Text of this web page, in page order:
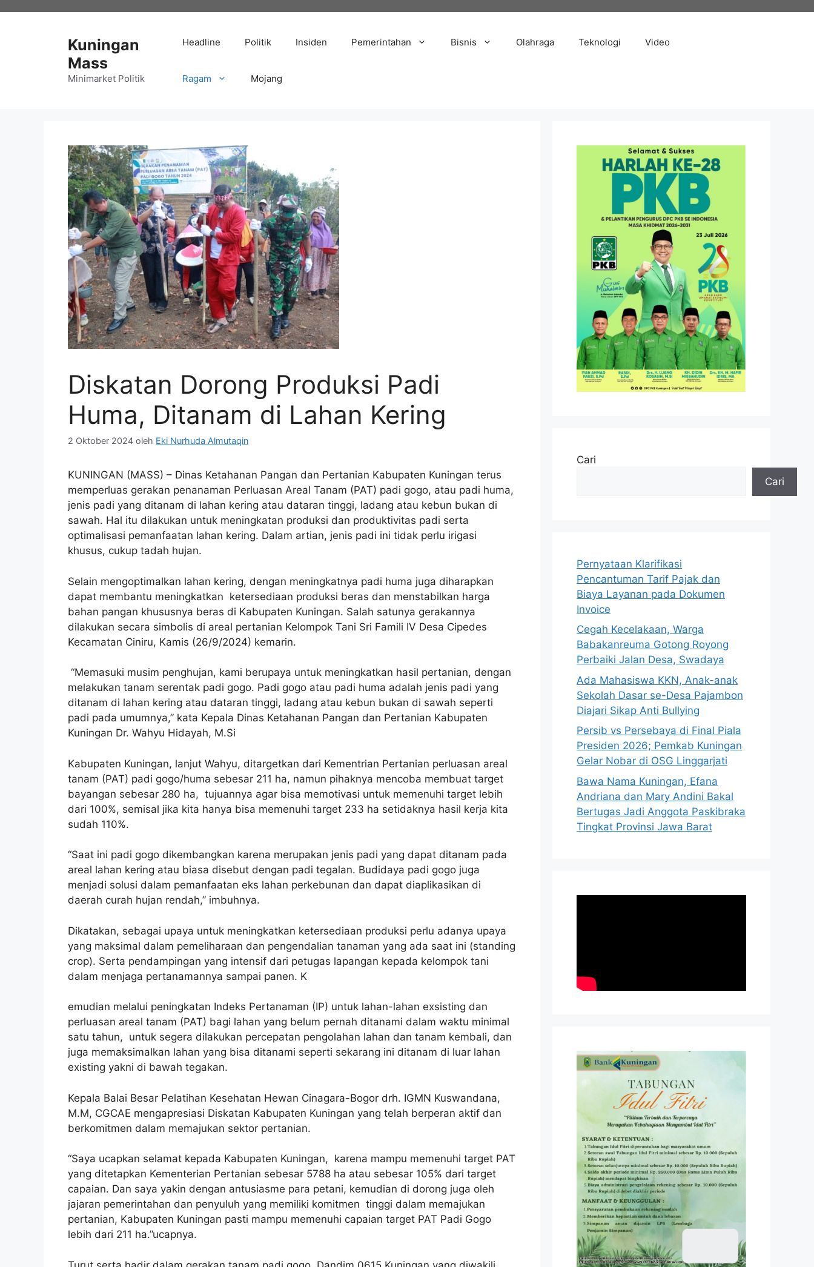
Kuningan
Mass
Minimarket Politik
Headline Politik Insiden Pemerintahan Bisnis Olahraga Teknologi Video
Ragam Mojang
Diskatan Dorong Produksi Padi
Huma, Ditanam di Lahan Kering
2 Oktober 2024 oleh Eki Nurhuda Almutaqin
KUNINGAN (MASS) – Dinas Ketahanan Pangan dan Pertanian Kabupaten Kuningan terus
memperluas gerakan penanaman Perluasan Areal Tanam (PAT) padi gogo, atau padi huma,
jenis padi yang ditanam di lahan kering atau dataran tinggi, ladang atau kebun bukan di
sawah. Hal itu dilakukan untuk meningkatan produksi dan produktivitas padi serta
optimalisasi pemanfaatan lahan kering. Dalam artian, jenis padi ini tidak perlu irigasi
khusus, cukup tadah hujan.
Selain mengoptimalkan lahan kering, dengan meningkatnya padi huma juga diharapkan
dapat membantu meningkatkan ketersediaan produksi beras dan menstabilkan harga
bahan pangan khususnya beras di Kabupaten Kuningan. Salah satunya gerakannya
dilakukan secara simbolis di areal pertanian Kelompok Tani Sri Famili IV Desa Cipedes
Kecamatan Ciniru, Kamis (26/9/2024) kemarin.
“Memasuki musim penghujan, kami berupaya untuk meningkatkan hasil pertanian, dengan
melakukan tanam serentak padi gogo. Padi gogo atau padi huma adalah jenis padi yang
ditanam di lahan kering atau dataran tinggi, ladang atau kebun bukan di sawah seperti
padi pada umumnya,” kata Kepala Dinas Ketahanan Pangan dan Pertanian Kabupaten
Kuningan Dr. Wahyu Hidayah, M.Si
Kabupaten Kuningan, lanjut Wahyu, ditargetkan dari Kementrian Pertanian perluasan areal
tanam (PAT) padi gogo/huma sebesar 211 ha, namun pihaknya mencoba membuat target
bayangan sebesar 280 ha, tujuannya agar bisa memotivasi untuk memenuhi target lebih
dari 100%, semisal jika kita hanya bisa memenuhi target 233 ha setidaknya hasil kerja kita
sudah 110%.
“Saat ini padi gogo dikembangkan karena merupakan jenis padi yang dapat ditanam pada
areal lahan kering atau biasa disebut dengan padi tegalan. Budidaya padi gogo juga
menjadi solusi dalam pemanfaatan eks lahan perkebunan dan dapat diaplikasikan di
daerah curah hujan rendah,” imbuhnya.
Dikatakan, sebagai upaya untuk meningkatkan ketersediaan produksi perlu adanya upaya
yang maksimal dalam pemeliharaan dan pengendalian tanaman yang ada saat ini (standing
crop). Serta pendampingan yang intensif dari petugas lapangan kepada kelompok tani
dalam menjaga pertanamannya sampai panen. K
emudian melalui peningkatan Indeks Pertanaman (IP) untuk lahan-lahan exsisting dan
perluasan areal tanam (PAT) bagi lahan yang belum pernah ditanami dalam waktu minimal
satu tahun, untuk segera dilakukan percepatan pengolahan lahan dan tanam kembali, dan
juga memaksimalkan lahan yang bisa ditanami seperti sekarang ini ditanam di luar lahan
existing yakni di bawah tegakan.
Kepala Balai Besar Pelatihan Kesehatan Hewan Cinagara-Bogor drh. IGMN Kuswandana,
M.M, CGCAE mengapresiasi Diskatan Kabupaten Kuningan yang telah berperan aktif dan
berkomitmen dalam memajukan sektor pertanian.
“Saya ucapkan selamat kepada Kabupaten Kuningan, karena mampu memenuhi target PAT
yang ditetapkan Kementerian Pertanian sebesar 5788 ha atau sebesar 105% dari target
capaian. Dan saya yakin dengan antusiasme para petani, kemudian di dorong juga oleh
jajaran pemerintahan dan penyuluh yang memiliki komitmen tinggi dalam memajukan
pertanian, Kabupaten Kuningan pasti mampu memenuhi capaian target PAT Padi Gogo
lebih dari 211 ha.”ucapnya.
Cari
Cari
Pernyataan Klarifikasi
Pencantuman Tarif Pajak dan
Biaya Layanan pada Dokumen
Invoice
Cegah Kecelakaan, Warga
Babakanreuma Gotong Royong
Perbaiki Jalan Desa, Swadaya
Ada Mahasiswa KKN, Anak-anak
Sekolah Dasar se-Desa Pajambon
Diajari Sikap Anti Bullying
Persib vs Persebaya di Final Piala
Presiden 2026; Pemkab Kuningan
Gelar Nobar di OSG Linggarjati
Bawa Nama Kuningan, Efana
Andriana dan Mary Andini Bakal
Bertugas Jadi Anggota Paskibraka
Tingkat Provinsi Jawa Barat